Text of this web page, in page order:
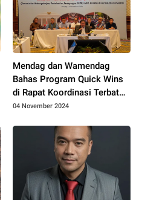
Mendag dan Wamendag
Bahas Program Quick Wins
di Rapat Koordinasi Terbatas
Bidang Perekonomian
04 November 2024